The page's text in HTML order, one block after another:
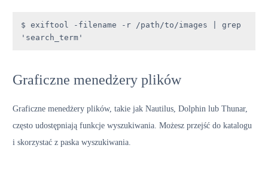
$ exiftool -filename -r /path/to/images | grep
'search_term'
Graficzne menedżery plików
Graficzne menedżery plików, takie jak Nautilus, Dolphin lub Thunar,
często udostępniają funkcje wyszukiwania. Możesz przejść do katalogu
i skorzystać z paska wyszukiwania.